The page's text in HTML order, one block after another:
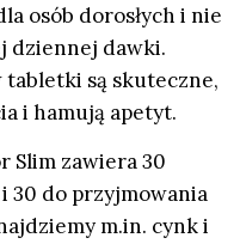
osób dorosłych i nie
dziennej dawki.
są skuteczne,
i hamują apetyt.
Slim zawiera 30
30 do przyjmowania
m.in. cynk i